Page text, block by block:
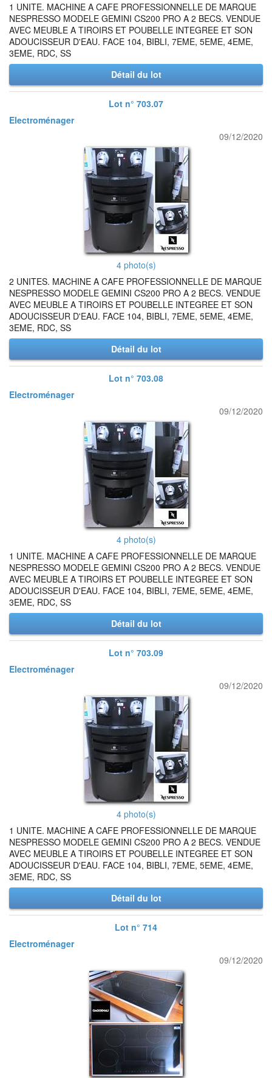
1 UNITE. MACHINE A CAFE PROFESSIONNELLE DE MARQUE
NESPRESSO MODELE GEMINI CS200 PRO A 2 BECS. VENDUE
AVEC MEUBLE A TIROIRS ET POUBELLE INTEGREE ET SON
ADOUCISSEUR D'EAU. FACE 104, BIBLI, 7EME, 5EME, 4EME,
3EME, RDC, SS
Détail du lot
Lot n° 703.07
Electroménager
09/12/2020
4 photo(s)
2 UNITES. MACHINE A CAFE PROFESSIONNELLE DE MARQUE
NESPRESSO MODELE GEMINI CS200 PRO A 2 BECS. VENDUE
AVEC MEUBLE A TIROIRS ET POUBELLE INTEGREE ET SON
ADOUCISSEUR D'EAU. FACE 104, BIBLI, 7EME, 5EME, 4EME,
3EME, RDC, SS
Détail du lot
Lot n° 703.08
Electroménager
09/12/2020
4 photo(s)
1 UNITE. MACHINE A CAFE PROFESSIONNELLE DE MARQUE
NESPRESSO MODELE GEMINI CS200 PRO A 2 BECS. VENDUE
AVEC MEUBLE A TIROIRS ET POUBELLE INTEGREE ET SON
ADOUCISSEUR D'EAU. FACE 104, BIBLI, 7EME, 5EME, 4EME,
3EME, RDC, SS
Détail du lot
Lot n° 703.09
Electroménager
09/12/2020
4 photo(s)
1 UNITE. MACHINE A CAFE PROFESSIONNELLE DE MARQUE
NESPRESSO MODELE GEMINI CS200 PRO A 2 BECS. VENDUE
AVEC MEUBLE A TIROIRS ET POUBELLE INTEGREE ET SON
ADOUCISSEUR D'EAU. FACE 104, BIBLI, 7EME, 5EME, 4EME,
3EME, RDC, SS
Détail du lot
Lot n° 714
Electroménager
09/12/2020